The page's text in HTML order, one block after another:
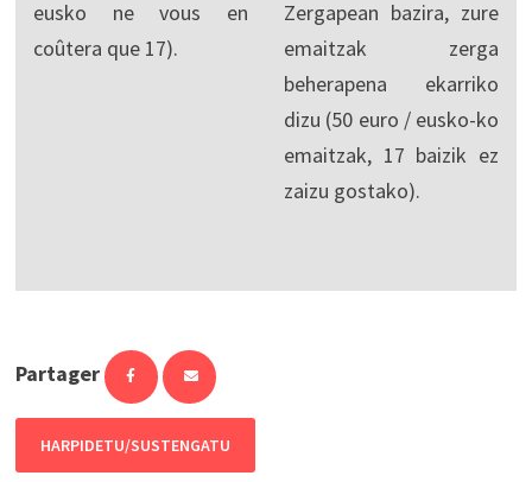
eusko ne vous en
coûtera que 17).
Zergapean bazira, zure
emaitzak zerga
beherapena ekarriko
dizu (50 euro / eusko-ko
emaitzak, 17 baizik ez
zaizu gostako).
Partager
HARPIDETU/SUSTENGATU